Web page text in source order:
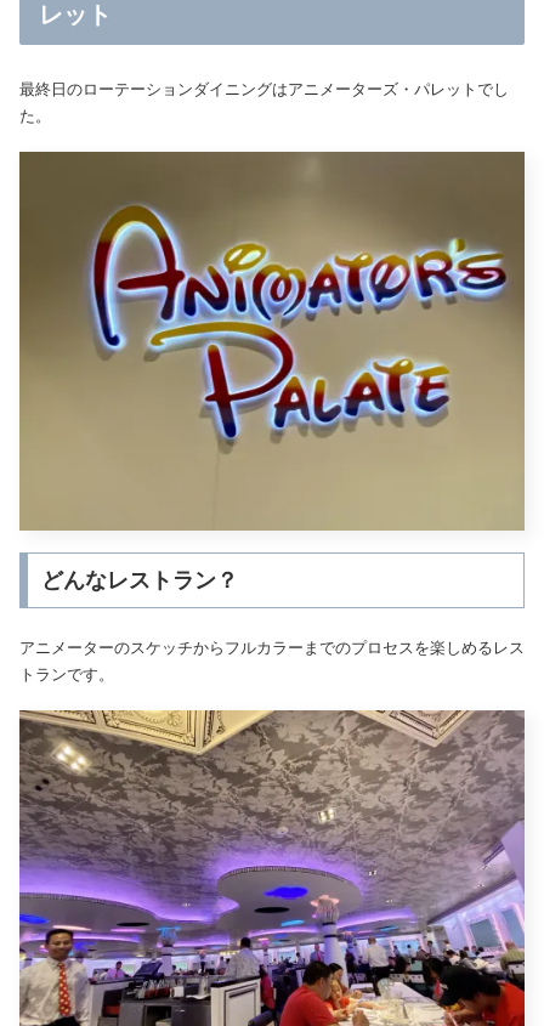
レット
最終日のローテーションダイニングはアニメーターズ・パレットでし
た。
どんなレストラン？
アニメーターのスケッチからフルカラーまでのプロセスを楽しめるレス
トランです。